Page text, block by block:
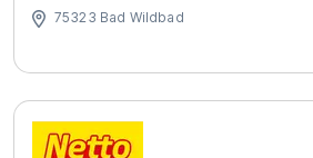
75323 Bad Wildbad